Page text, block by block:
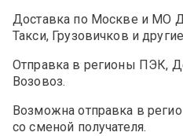
Доставка по Москве и МО
Такси, Грузовичков и
Отправка в регионы ПЭК,
Возовоз.
Возможна отправка в
со сменой получателя.